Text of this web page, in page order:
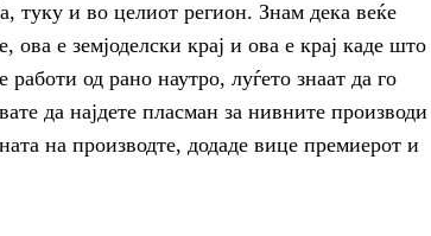
туку и во целиот регион. Знам дека веќе
ова е земјоделски крај и ова е крај каде што
од рано наутро, луѓето знаат да го
да најдете пласман за нивните производи
на производте, додаде вице премиерот и